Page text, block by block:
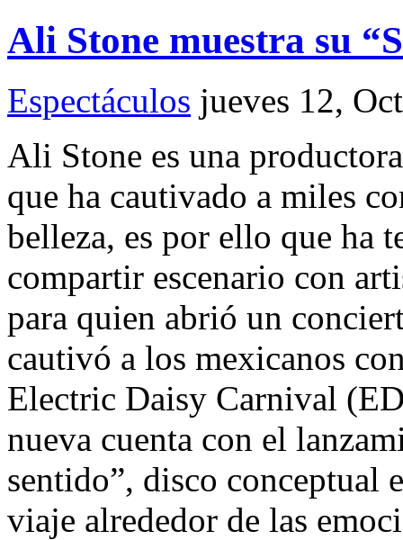
Ali Stone muestra su
Espectáculos jueves 12,
Ali Stone es una
que ha cautivado a miles
belleza, es por ello que ha
compartir escenario con
para quien abrió un
cautivó a los mexicanos
Electric Daisy Carnival
nueva cuenta con el
sentido”, disco conceptual
viaje alrededor de las